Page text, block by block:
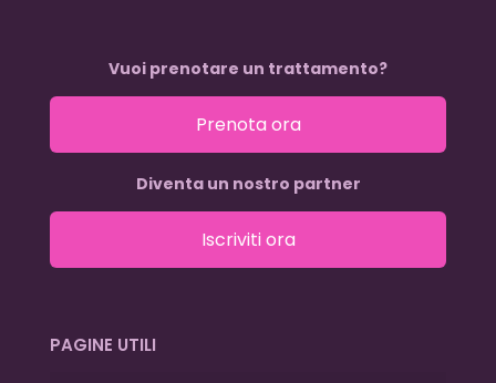
Vuoi prenotare un trattamento?
Prenota ora
Diventa un nostro partner
Iscriviti ora
PAGINE UTILI